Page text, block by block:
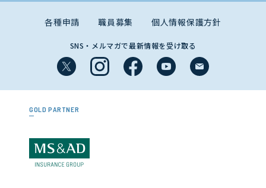
各種申請 職員募集 個人情報保護方針
SNS・メルマガで最新情報を受け取る
GOLD PARTNER